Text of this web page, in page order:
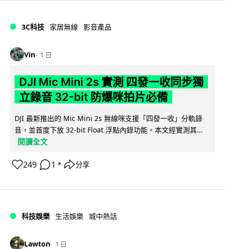
3C科技 家居無線 影音產品
Vin 1 日
DJI Mic Mini 2s 實測 四發一收同步獨
立錄音 32-bit 防爆咪拍片必備
DJI 最新推出的 Mic Mini 2s 無線咪支援「四發一收」分軌錄
音，並首度下放 32-bit Float 浮點內錄功能。本文經實測其...
閱讀全文
249 1 ↗ 分享
科技娛樂 生活娛樂 城中熱話
Lawton 1 日